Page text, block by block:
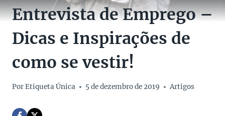
Entrevista de Emprego –
Dicas e Inspirações de
como se vestir!
PorEtiqueta Única 5 de dezembro de 2019 Artigos